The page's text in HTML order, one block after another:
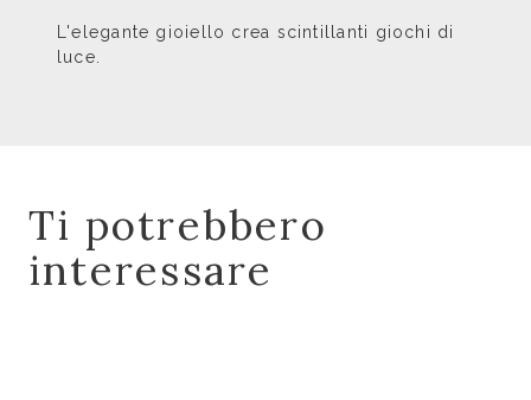
L'elegante gioiello crea scintillanti giochi di
luce.
Ti potrebbero
interessare